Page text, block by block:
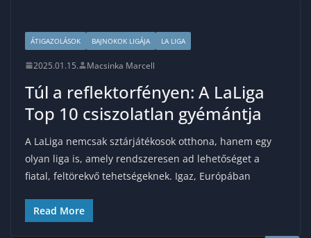
ÁTIGAZOLÁSOK BAJNOKOK LIGÁJA LA LIGA
2025.01.15. Macsinka Marcell
Túl a reflektorfényen: A LaLiga
Top 10 csiszolatlan gyémántja
A LaLiga nemcsak sztárjátékosok otthona, hanem egy
olyan liga is, amely rendszeresen ad lehetőséget a
fiatal, feltörekvő tehetségeknek. Igaz, Európában
Read More